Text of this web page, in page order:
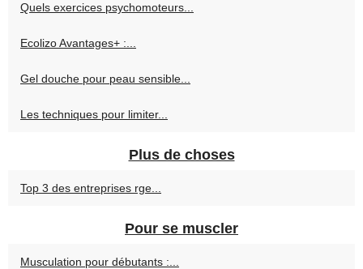
Quels exercices psychomoteurs...
Ecolizo Avantages+ :...
Gel douche pour peau sensible...
Les techniques pour limiter...
Plus de choses
Top 3 des entreprises rge...
Pour se muscler
Musculation pour débutants :...